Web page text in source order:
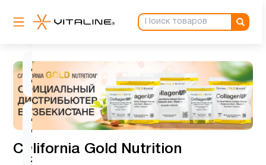
California Gold Nutrition
Гинкго
Билоба
1
Детская
омега 3
1
Детская
омега 3
, Рыбий
жир